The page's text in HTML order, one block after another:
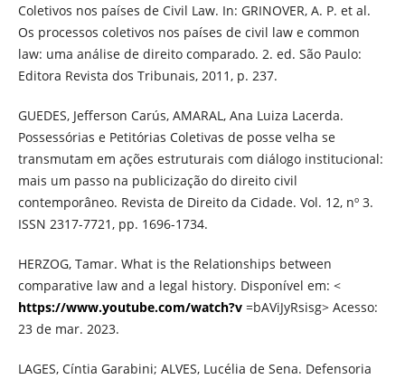
Coletivos nos países de Civil Law. In: GRINOVER, A. P. et al.
Os processos coletivos nos países de civil law e common
law: uma análise de direito comparado. 2. ed. São Paulo:
Editora Revista dos Tribunais, 2011, p. 237.
GUEDES, Jefferson Carús, AMARAL, Ana Luiza Lacerda.
Possessórias e Petitórias Coletivas de posse velha se
transmutam em ações estruturais com diálogo institucional:
mais um passo na publicização do direito civil
contemporâneo. Revista de Direito da Cidade. Vol. 12, nº 3.
ISSN 2317-7721, pp. 1696-1734.
HERZOG, Tamar. What is the Relationships between
comparative law and a legal history. Disponível em: <
https://www.youtube.com/watch?v=bAViJyRsisg> Acesso:
23 de mar. 2023.
LAGES, Cíntia Garabini; ALVES, Lucélia de Sena. Defensoria